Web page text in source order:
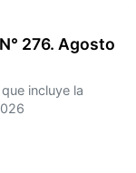
276. Agosto
incluye la